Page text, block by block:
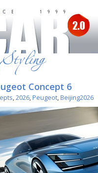
Concept 6
,2026,Peugeot,Beijing2026